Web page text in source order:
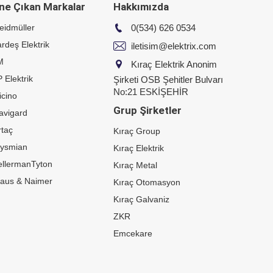
Çıkan Markalar
Elektrik
Elektrik
& Naimer
Hakkımızda
0(534) 626 0534
iletisim@elektrix.com
Kıraç Elektrik Anonim
Şirketi OSB Şehitler Bulvarı
No:21 ESKİŞEHİR
Grup Şirketler
Kıraç Group
Kıraç Elektrik
Kıraç Metal
Kıraç Otomasyon
Kıraç Galvaniz
ZKR
Emcekare